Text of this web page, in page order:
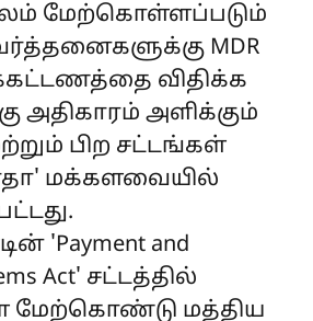
மேற்கொள்ளப்படும்
MDR
விதிக்க
அதிகாரம் அளிக்கும்
பிற சட்டங்கள்
மக்களவையில்
'Payment and
Act' சட்டத்தில்
மேற்கொண்டு மத்திய